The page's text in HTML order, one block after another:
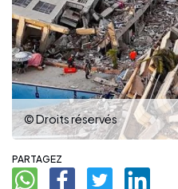
© Droits réservés
PARTAGEZ